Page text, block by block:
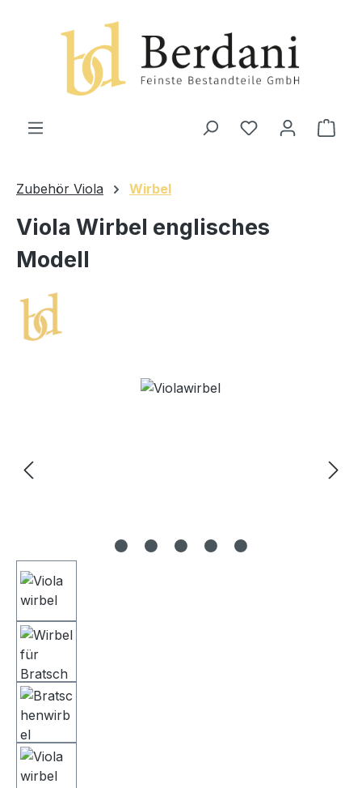
Zubehör Viola Wirbel
Viola Wirbel englisches
Modell
Bildergalerie überspringen